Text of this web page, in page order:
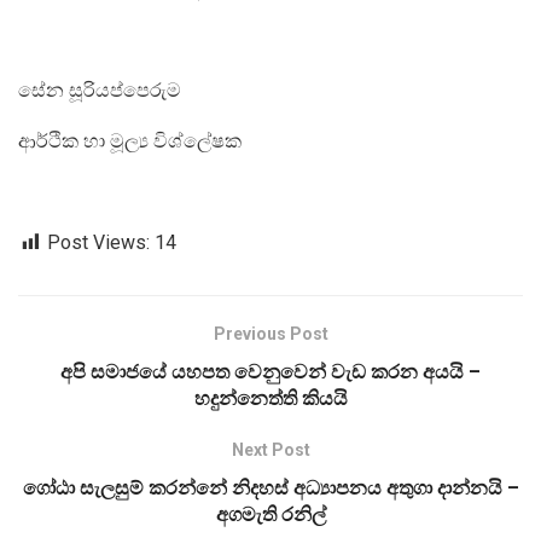
සේන සූරියප්පෙරුම
ආර්ථික හා මූල්‍ය විශ්ලේෂක
Post Views: 14
Previous Post
අපි සමාජයේ යහපත වෙනුවෙන් වැඩ කරන අයයි –
හදුන්නෙත්ති කියයි
Next Post
ගෝඨා සැලසුම් කරන්නේ නිදහස් අධ්‍යාපනය අතුගා දාන්නයි –
අගමැති රනිල්